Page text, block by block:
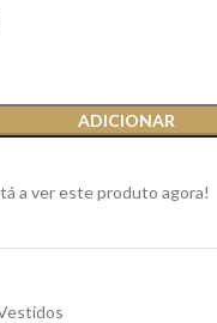
ADICIONAR
a ver este produto agora!